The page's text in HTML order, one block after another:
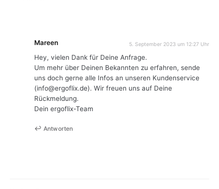
Mareen 5. September 2023 um 12:27 Uhr
Hey, vielen Dank für Deine Anfrage.
Um mehr über Deinen Bekannten zu erfahren, sende
uns doch gerne alle Infos an unseren Kundenservice
(info@ergoflix.de). Wir freuen uns auf Deine
Rückmeldung.
Dein ergoflix-Team
Antworten